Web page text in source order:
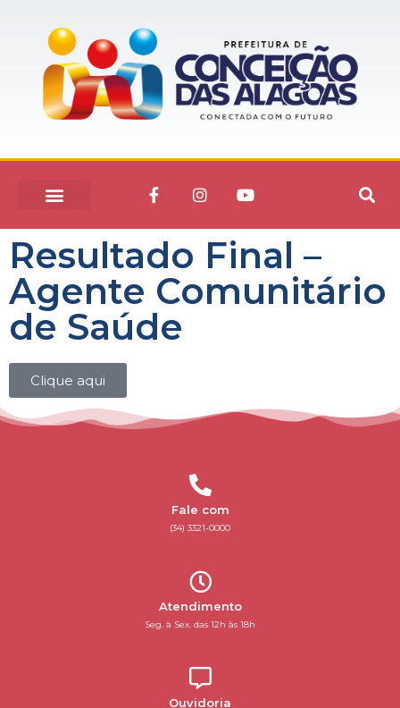
Resultado Final –
Agente Comunitário
de Saúde
Clique aqui
Fale com
(34) 3321-0000
Atendimento
Seg. à Sex. das 12h às 18h
Ouvidoria